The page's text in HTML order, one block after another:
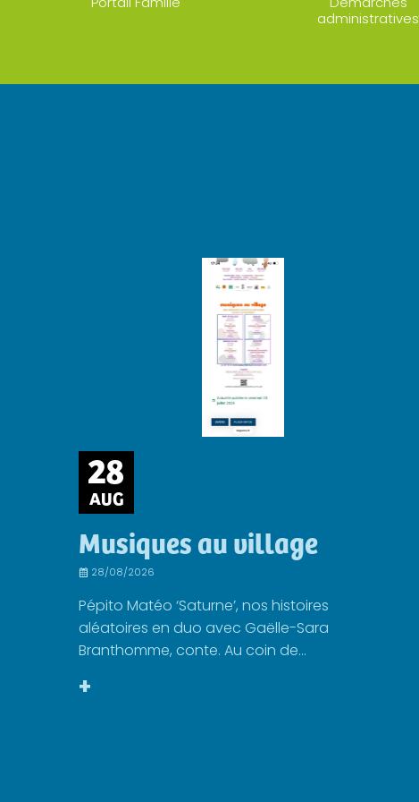
administratives
28
AUG
Musiques au village
28/08/2026
Pépito Matéo ‘Saturne’, nos histoires
aléatoires en duo avec Gaëlle-Sara
Branthomme, conte. Au coin de...
+